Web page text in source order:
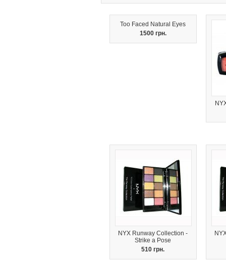
Too Faced Natural Eyes
1500 грн.
NYX Runway Collection -
Strike a Pose
510 грн.